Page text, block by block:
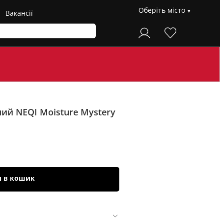
Вакансії Оберіть місто
NEQI Moisture Mystery
в кошик